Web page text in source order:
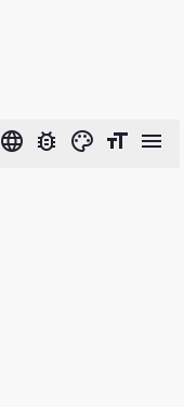
language bug_report color_lens format_size menu